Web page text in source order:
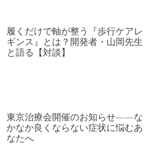
履くだけで軸が整う『歩行ケアレ
ギンス』とは？開発者・山岡先生
と語る【対談】
東京治療会開催のお知らせ——な
かなか良くならない症状に悩むあ
なたへ